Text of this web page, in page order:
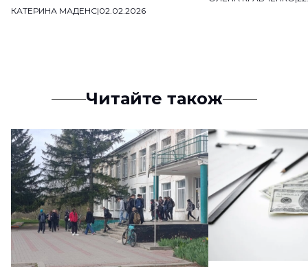
КАТЕРИНА МАДЕНС|02.02.2026
Читайте також